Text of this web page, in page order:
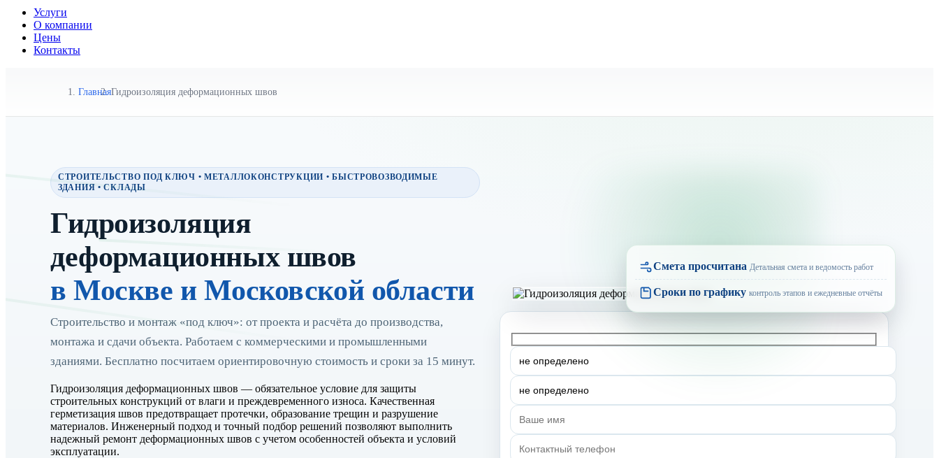
Услуги
О компании
Цены
Контакты
ГлавнаяГидроизоляция деформационных швов
СТРОИТЕЛЬСТВО ПОД КЛЮЧ • МЕТАЛЛОКОНСТРУКЦИИ • БЫСТРОВОЗВОДИМЫЕ
ЗДАНИЯ • СКЛАДЫ
Гидроизоляция
деформационных швов
в Москве и Московской области
Строительство и монтаж «под ключ»: от проекта и расчёта до производства,
монтажа и сдачи объекта. Работаем с коммерческими и промышленными
зданиями. Бесплатно посчитаем ориентировочную стоимость и сроки за 15 минут.
Гидроизоляция деформационных швов — обязательное условие для защиты
строительных конструкций от влаги и преждевременного износа. Качественная
герметизация швов предотвращает протечки, образование трещин и разрушение
материалов. Инженерный подход и точный подбор решений позволяют выполнить
надежный ремонт деформационных швов с учетом особенностей объекта и условий
эксплуатации.
Смета просчитана Детальная смета и ведомость работ
Сроки по графику контроль этапов и ежедневные отчёты